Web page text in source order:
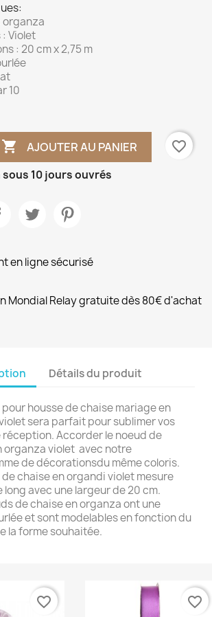
organza
Violet
: 20 cm x 2,75 m
10
 AJOUTER AU PANIER
favorite_border
10 jours ouvrés
en ligne sécurisé
Mondial Relay gratuite dès 80€ d'achat
Détails du produit
pour housse de chaise mariage en
sera parfait pour sublimer vos
Accorder le noeud de
organza violet avec notre
de décorationsdu même coloris.
de chaise en organdi violet mesure
long avec une largeur de 20 cm.
de chaise en organza ont une
et sont modelables en fonction du
la forme souhaitée.
favorite_border favorite_border